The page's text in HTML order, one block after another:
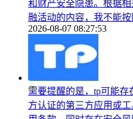
和财产安全隐患。根据
融活动的内容，我不能
2026-08-07 08:27:53
需要提醒的是，tp可能
方认证的第三方应用或